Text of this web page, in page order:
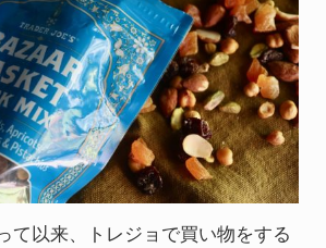
て以来、トレジョで買い物をする